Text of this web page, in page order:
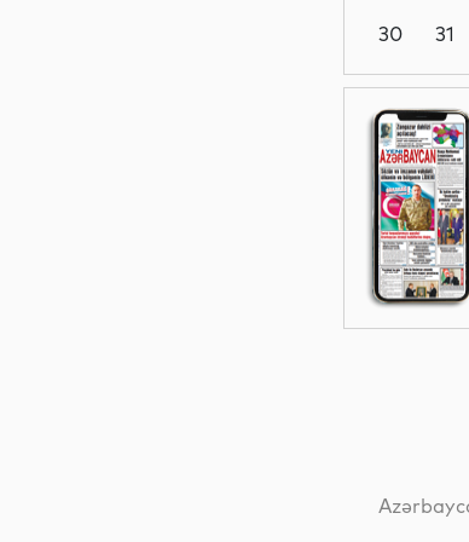
Dünya
Dünya
30
31